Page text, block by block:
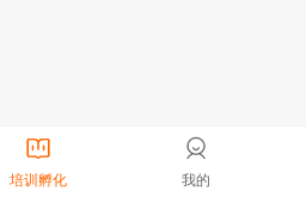
培训孵化 我的